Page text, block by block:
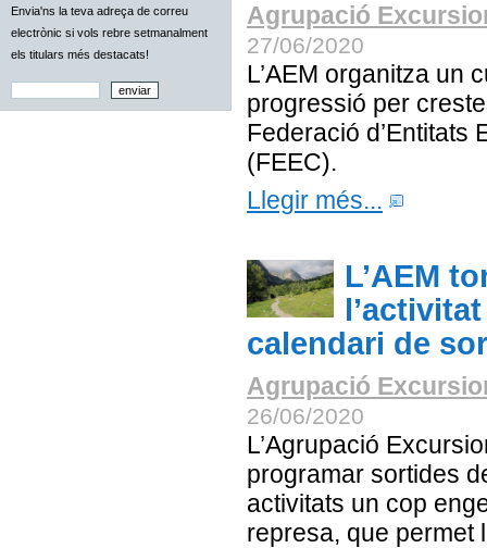
Envia'ns la teva adreça de correu
electrònic si vols rebre setmanalment
els titulars més destacats!
Agrupació
27/06/2020
L’AEM organitza un
progressió per
Federació d’Entitats
(FEEC).
Llegir més...
L’AEM
calendari de
Agrupació
26/06/2020
L’Agrupació
programar sortides
activitats un cop
represa, que permet